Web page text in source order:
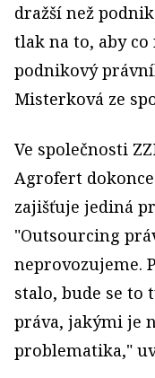
dražší než
tlak na to, aby
podnikový
Misterková ze
Ve společnosti
Agrofert
zajišťuje jediná
"Outsourcing
neprovozujeme.
stalo, bude se to
práva, jakými je
problematika,"